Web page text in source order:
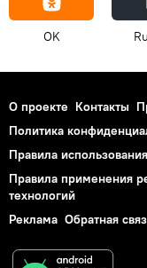
OK
О проекте Контакты
Политика
Правила
Правила применения
технологий
Реклама Обратная